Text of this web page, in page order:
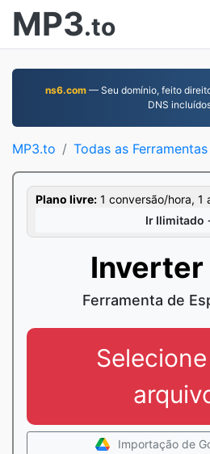
MP3.to
ns6.com — Seu domínio, feito
DNS
MP3.to Todas as Ferramentas
Plano livre: 1 conversão/hora, 1
Ir Ilimitado
Inverter
Ferramenta de
Importação de